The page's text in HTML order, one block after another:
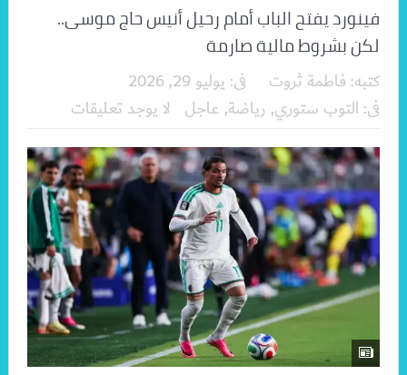
فينورد يفتح الباب أمام رحيل أنيس حاج موسى..
لكن بشروط مالية صارمة
كتبه: فاطمة ثروت فى: يوليو 29, 2026
فى: التوب ستوري, رياضة, عاجل لا يوجد تعليقات